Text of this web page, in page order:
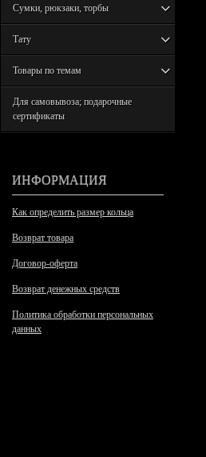
Сумки, рюкзаки, торбы
Тату
Товары по темам
Для самовывоза; подарочные
сертификаты
ИНФОРМАЦИЯ
Как определить размер кольца
Возврат товара
Договор-оферта
Возврат денежных средств
Политика обработки персональных
данных